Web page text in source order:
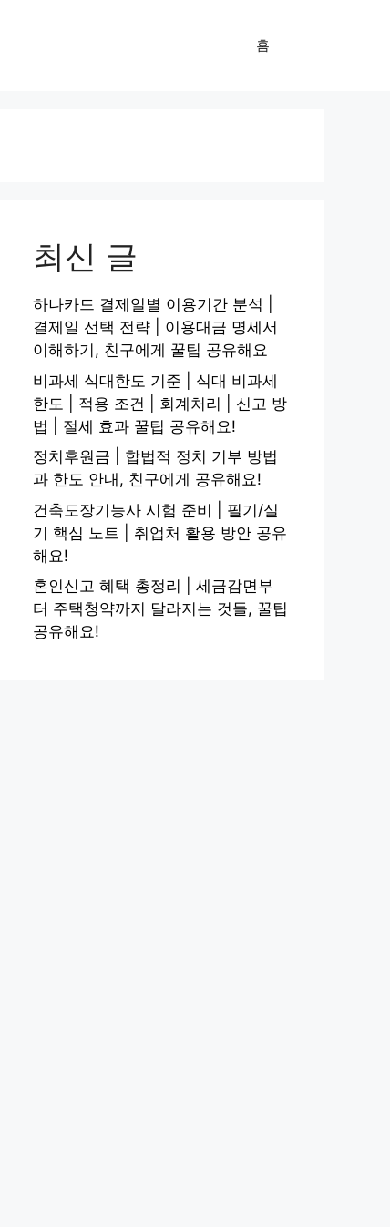
홈
최신 글
하나카드 결제일별 이용기간 분석 |
결제일 선택 전략 | 이용대금 명세서
이해하기, 친구에게 꿀팁 공유해요
비과세 식대한도 기준 | 식대 비과세
한도 | 적용 조건 | 회계처리 | 신고 방
법 | 절세 효과 꿀팁 공유해요!
정치후원금 | 합법적 정치 기부 방법
과 한도 안내, 친구에게 공유해요!
건축도장기능사 시험 준비 | 필기/실
기 핵심 노트 | 취업처 활용 방안 공유
해요!
혼인신고 혜택 총정리 | 세금감면부
터 주택청약까지 달라지는 것들, 꿀팁
공유해요!